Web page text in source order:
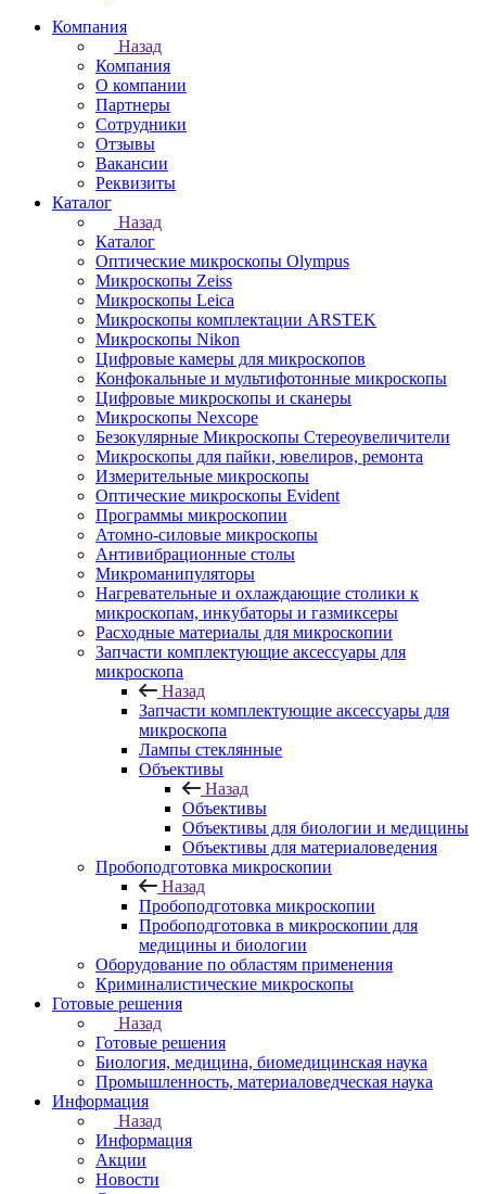
Компания
Назад
Компания
О компании
Партнеры
Сотрудники
Отзывы
Вакансии
Реквизиты
Каталог
Назад
Каталог
Оптические микроскопы Olympus
Микроскопы Zeiss
Микроскопы Leica
Микроскопы комплектации ARSTEK
Микроскопы Nikon
Цифровые камеры для микроскопов
Конфокальные и мультифотонные микроскопы
Цифровые микроскопы и сканеры
Микроскопы Nexcope
Безокулярные Микроскопы Стереоувеличители
Микроскопы для пайки, ювелиров, ремонта
Измерительные микроскопы
Оптические микроскопы Evident
Программы микроскопии
Атомно-силовые микроскопы
Антивибрационные столы
Микроманипуляторы
Нагревательные и охлаждающие столики к
микроскопам, инкубаторы и газмиксеры
Расходные материалы для микроскопии
Запчасти комплектующие аксессуары для
микроскопа
Назад
Запчасти комплектующие аксессуары для
микроскопа
Лампы стеклянные
Объективы
Назад
Объективы
Объективы для биологии и медицины
Объективы для материаловедения
Пробоподготовка микроскопии
Назад
Пробоподготовка микроскопии
Пробоподготовка в микроскопии для
медицины и биологии
Оборудование по областям применения
Криминалистические микроскопы
Готовые решения
Назад
Готовые решения
Биология, медицина, биомедицинская наука
Промышленность, материаловедческая наука
Информация
Назад
Информация
Акции
Новости